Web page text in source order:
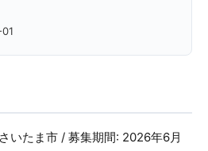
いたま市 / 募集期間: 2026年6月